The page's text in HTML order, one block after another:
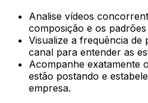
Analise vídeos
composição e os
Visualize a frequência de
canal para entender as
Acompanhe exatamente
estão postando e
empresa.